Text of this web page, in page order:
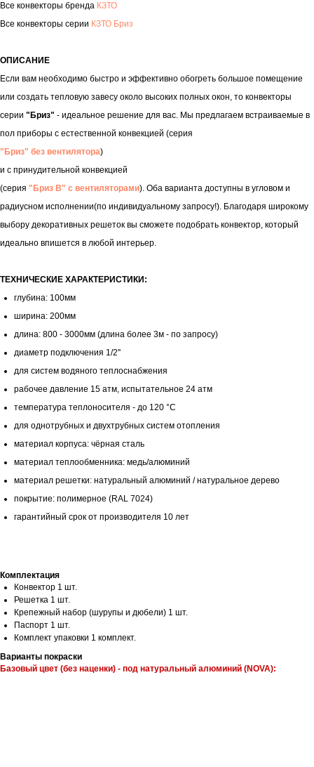
Все конвекторы бренда КЗТО
Все конвекторы серии КЗТО Бриз
ОПИСАНИЕ
Если вам необходимо быстро и эффективно обогреть большое помещение
или создать тепловую завесу около высоких полных окон, то конвекторы
серии "Бриз" - идеальное решение для вас. Мы предлагаем встраиваемые в
пол приборы с естественной конвекцией (серия
"Бриз" без вентилятора)
и с принудительной конвекцией
(серия "Бриз В" с вентиляторами). Оба варианта доступны в угловом и
радиусном исполнении(по индивидуальному запросу!). Благодаря широкому
выбору декоративных решеток вы сможете подобрать конвектор, который
идеально впишется в любой интерьер.
ТЕХНИЧЕСКИЕ ХАРАКТЕРИСТИКИ:
глубина: 100мм
ширина: 200мм
длина: 800 - 3000мм (длина более 3м - по запросу)
диаметр подключения 1/2''
для систем водяного теплоснабжения
рабочее давление 15 атм, испытательное 24 атм
температура теплоносителя - до 120 °С
для однотрубных и двухтрубных систем отопления
материал корпуса: чёрная сталь
материал теплообменника: медь/алюминий
материал решетки: натуральный алюминий / натуральное дерево
покрытие: полимерное (RAL 7024)
гарантийный срок от производителя 10 лет
Комплектация
Конвектор 1 шт.
Решетка 1 шт.
Крепежный набор (шурупы и дюбели) 1 шт.
Паспорт 1 шт.
Комплект упаковки 1 комплект.
Варианты покраски
Базовый цвет (без наценки) - под натуральный алюминий (NOVA):